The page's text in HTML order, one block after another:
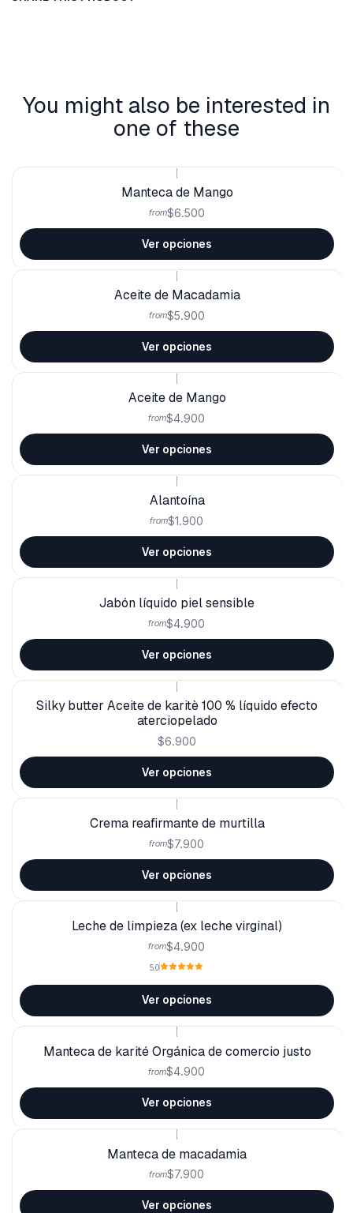
You might also be interested in
one of these
Manteca de Mango
from$6.500
Ver opciones
Aceite de Macadamia
from$5.900
Ver opciones
Aceite de Mango
from$4.900
Ver opciones
Alantoína
from$1.900
Ver opciones
Jabón líquido piel sensible
from$4.900
Ver opciones
Silky butter Aceite de karitè 100 % líquido efecto
aterciopelado
$6.900
Ver opciones
Crema reafirmante de murtilla
from$7.900
Ver opciones
Leche de limpieza (ex leche virginal)
from$4.900
5.0
Ver opciones
Manteca de karité Orgánica de comercio justo
from$4.900
Ver opciones
Manteca de macadamia
from$7.900
Ver opciones